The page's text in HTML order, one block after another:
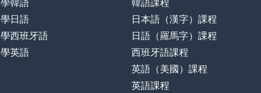
學日語
學西班牙語
學英語
日本語（漢字）課程
日語（羅馬字）課程
西班牙語課程
英語（美國）課程
英語課程